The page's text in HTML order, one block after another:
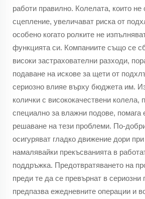
работи правилно. Колелата, които не
сцепление, увеличават риска от
особено когато ролките не
функцията си. Компаниите също се
високи застрахователни разходи,
подаване на искове за щети от
сериозно влияе върху бюджета им.
колички с висококачествени колела,
специално за влажни подове, помага
решаване на тези проблеми. По-
осигуряват гладко движение дори
намалявайки прекъсванията в
поддръжка. Предотвратяването на
преди те да се превърнат в сериозни
предпазва ежедневните операции и